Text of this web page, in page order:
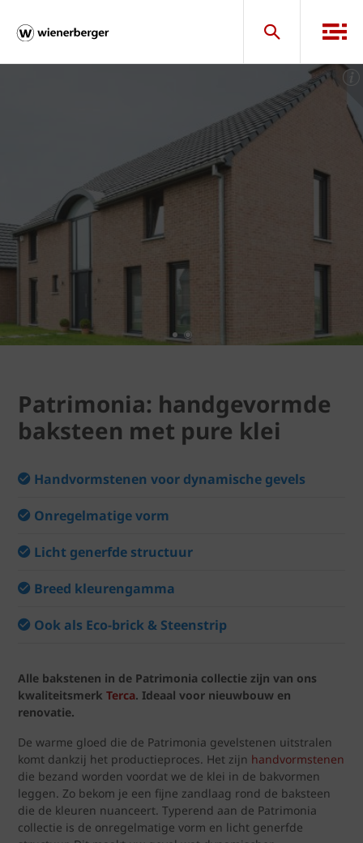
Patrimonia: handgevormde
baksteen met pure klei
Handvormstenen voor dynamische gevels
Onregelmatige vorm
Licht generfde structuur
Breed kleurengamma
Ook als Eco-brick & Steenstrip
Alle bakstenen in de Patrimonia collectie zijn van ons
kwaliteitsmerk Terca. Ideaal voor nieuwbouw en
renovatie.
De warme gloed die de Patrimonia gevelstenen uitstralen
komt dankzij het productieproces. Het zijn handvormstenen
die bezand worden voordat we de klei in de bakvormen
leggen. Zo bekom je een fijne zandlaag rond de baksteen
die de kleuren nuanceert. Typerend aan de Patrimonia
collectie is de onregelmatige vorm en licht generfde